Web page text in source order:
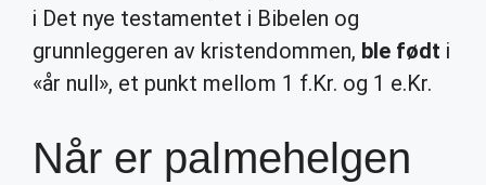
i Det nye testamentet i Bibelen og
grunnleggeren av kristendommen, ble født i
«år null», et punkt mellom 1 f.Kr. og 1 e.Kr.
Når er palmehelgen